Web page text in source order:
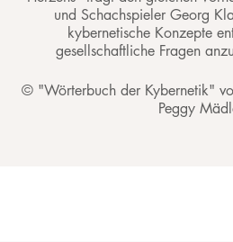
und Schachspieler Georg
kybernetische Konzepte
gesellschaftliche Fragen
© "Wörterbuch der Kybernetik"
Peggy